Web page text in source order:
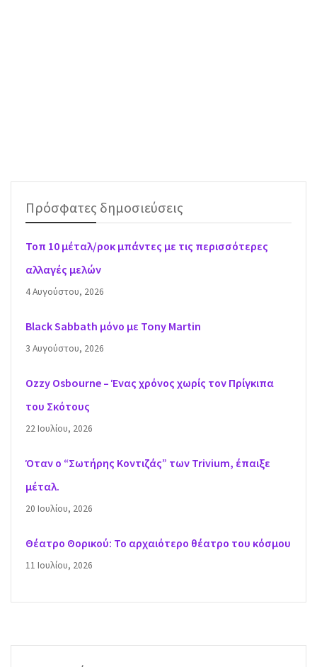
Πρόσφατες δημοσιεύσεις
Τοπ 10 μέταλ/ροκ μπάντες με τις περισσότερες
αλλαγές μελών
4 Αυγούστου, 2026
Black Sabbath μόνο με Tony Martin
3 Αυγούστου, 2026
Ozzy Osbourne – Ένας χρόνος χωρίς τον Πρίγκιπα
του Σκότους
22 Ιουλίου, 2026
Όταν ο “Σωτήρης Κοντιζάς” των Trivium, έπαιξε
μέταλ.
20 Ιουλίου, 2026
Θέατρο Θορικού: Το αρχαιότερο θέατρο του κόσμου
11 Ιουλίου, 2026